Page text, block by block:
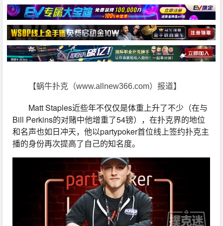
【蜗牛扑克（www.allnew366.com）报道】
Matt Staples近些年不仅仅是体重上升了不少（在与
Bill Perkins的对赌中他增重了54镑），在扑克界的地位
和名声也如日冲天，他以partypoker首位线上签约扑克主
播的身份再次提高了自己的知名度。